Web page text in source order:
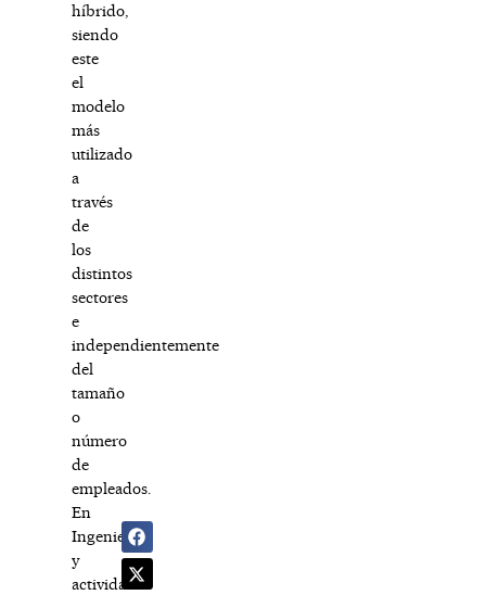
híbrido,
siendo
este
el
modelo
más
utilizado
a
través
de
los
distintos
sectores
e
independientemente
del
tamaño
o
número
de
empleados.
En
Ingeniería
y
actividades